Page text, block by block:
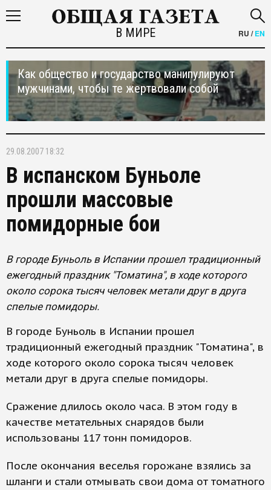
В МИРЕ RU /EN
Как общество и государство манипулируют
мужчинами, чтобы те жертвовали собой
29.08.2007 18:32
В испанском Буньоле
прошли массовые
помидорные бои
В городе Буньоль в Испании прошел традиционный
ежегодный праздник "Томатина", в ходе которого
около сорока тысяч человек метали друг в друга
спелые помидоры.
В городе Буньоль в Испании прошел
традиционный ежегодный праздник "Томатина", в
ходе которого около сорока тысяч человек
метали друг в друга спелые помидоры.
Сражение длилось около часа. В этом году в
качестве метательных снарядов были
использованы 117 тонн помидоров.
После окончания веселья горожане взялись за
шланги и стали отмывать свои дома от томатного